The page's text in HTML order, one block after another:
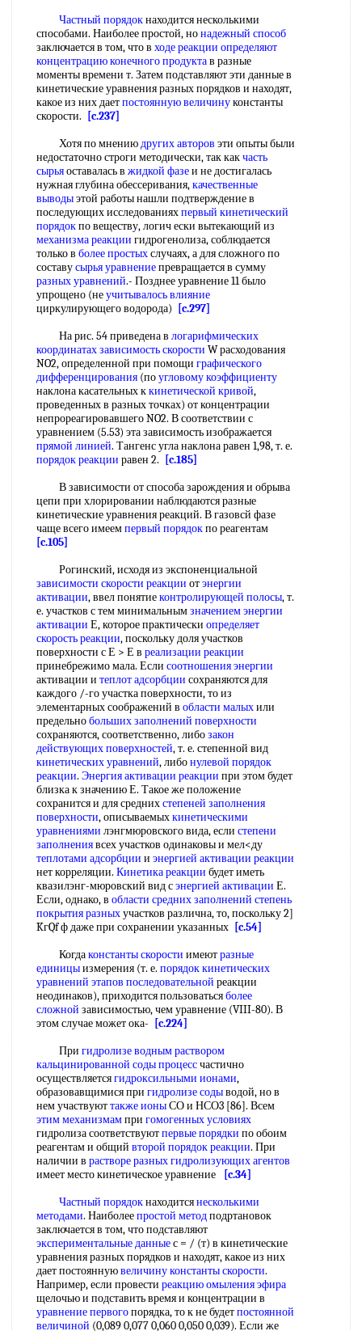
Частный порядокнаходится несколькими
способами. Наиболее простой, нонадежный способ
заключается в том, что в ходе реакции определяют
концентрациюконечного продуктав разные
моменты времени т. Затем подставляют эти данные в
кинетические уравнения разных порядков и находят,
какое из них даетпостоянную величинуконстанты
скорости.
[c.237]
Хотя по мнениюдругих авторов эти опыты были
недостаточно строги методически, так какчасть
сырьяоставалась в жидкой фазеи не достигалась
нужная глубина обессеривания,качественные
выводыэтой работы нашли подтверждение в
последующих исследованияхпервый кинетический
порядокпо веществу, логич ески вытекающий из
механизма реакции гидрогенолиза, соблюдается
только в более простыхслучаях, а для сложного по
составусырья уравнениепревращается в сумму
разных уравнений.- Позднее уравнение 11 было
упрощено (неучитывалось влияние
циркулирующего водорода)
[c.297]
На рис. 54 приведена в логарифмических
координатахзависимость скорости W расходования
NO2, определенной при помощи графического
дифференцирования (поугловому коэффициенту
наклона касательных ккинетической кривой,
проведенных в разных точках) от концентрации
непрореагировавшего NO2. В соответствии с
уравнением (5.53) эта зависимость изображается
прямой линией. Тангенс угла наклона равен 1,98, т. е.
порядок реакции равен 2.
[c.185]
В зависимости от способа зарождения и обрыва
цепи при хлорировании наблюдаются разные
кинетические уравнения реакций. В газовсй фазе
чаще всего имеемпервый порядокпо реагентам
[c.105]
Рогинский, исходя из экспоненциальной
зависимости скорости реакции отэнергии
активации, ввел понятиеконтролирующей полосы, т.
е. участков с тем минимальнымзначением энергии
активации Е, которое практически определяет
скорость реакции, поскольку доля участков
поверхности с Е > Е в реализации реакции
принебрежимо мала. Если соотношения энергии
активации и теплот адсорбции сохраняются для
каждого /-го участка поверхности, то из
элементарных соображений в области малыхили
предельнобольших заполнений поверхности
сохраняются, соответственно, либозакон
действующих поверхностей, т. е. степенной вид
кинетических уравнений, либонулевой порядок
реакции. Энергия активации реакции при этом будет
близка к значению Е. Такое же положение
сохранится и для среднихстепеней заполнения
поверхности, описываемыхкинетическими
уравнениями лэнгмюровского вида, если степени
заполнениявсех участков одинаковы и мел<ду
теплотами адсорбции и энергией активации реакции
нет корреляции. Кинетика реакции будет иметь
квазилэнг-мюровский вид сэнергией активации Е.
Если, однако, в области среднихзаполнений степень
покрытия разныхучастков различна, то, поскольку 2]
KгQf ф даже при сохранении указанных [c.54]
Когдаконстанты скорости имеютразные
единицыизмерения (т. е. порядок кинетических
уравнений этапов последовательной реакции
неодинаков), приходится пользоватьсяболее
сложной зависимостью, чем уравнение (VIII-80). В
этом случае может ока-
[c.224]
При гидролизе водным раствором
кальцинированной соды процессчастично
осуществляетсягидроксильными ионами,
образовавщимися при гидролизе содыводой, но в
нем участвуюттакже ионыСО и НСО3 [86]. Всем
этим механизмампри гомогенных условиях
гидролиза соответствуютпервые порядки по обоим
реагентам и общий второй порядок реакции. При
наличии в растворе разныхгидролизующих агентов
имеет место кинетическое уравнение
[c.34]
Частный порядокнаходитсянесколькими
методами. Наиболеепростой методподртановок
заключается в том, что подставляют
экспериментальные данныес = / (т) в кинетические
уравнения разных порядков и находят, какое из них
дает постояннуювеличину константы скорости.
Например, если провести реакцию омыления эфира
щелочью и подставить время и концентрации в
уравнение первогопорядка, то к не будетпостоянной
величиной (0,089 0,077 0,060 0,050 0,039). Если же